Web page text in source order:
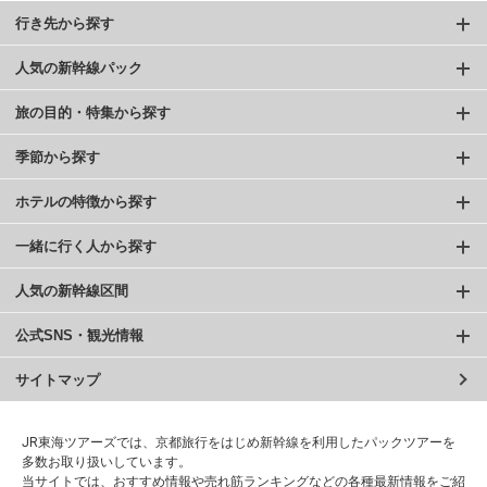
行き先から探す
人気の新幹線パック
旅の目的・特集から探す
季節から探す
ホテルの特徴から探す
一緒に行く人から探す
人気の新幹線区間
公式SNS・観光情報
サイトマップ
JR東海ツアーズでは、京都旅行をはじめ新幹線を利用したパックツアーを
多数お取り扱いしています。
当サイトでは、おすすめ情報や売れ筋ランキングなどの各種最新情報をご紹